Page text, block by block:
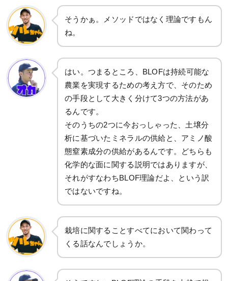
そうかぁ。メソッドではなく理論ですもん
ね。
はい。つまるところ、BLOFは持続可能な
農業を実現するための考え方で、そのため
の手段として大きく分けて3つの方法があ
るんです。
そのうちの2つに今おっしゃった、土壌分
析に基づいたミネラルの供給と、アミノ酸
態窒素成分の供給があるんです。どちらも
化学的な面に関する説明ではありますが、
それがすなわちBLOF理論だよ、という訳
ではないですね。
栽培に関することすべてにおいて関わって
くる話なんでしょうか。